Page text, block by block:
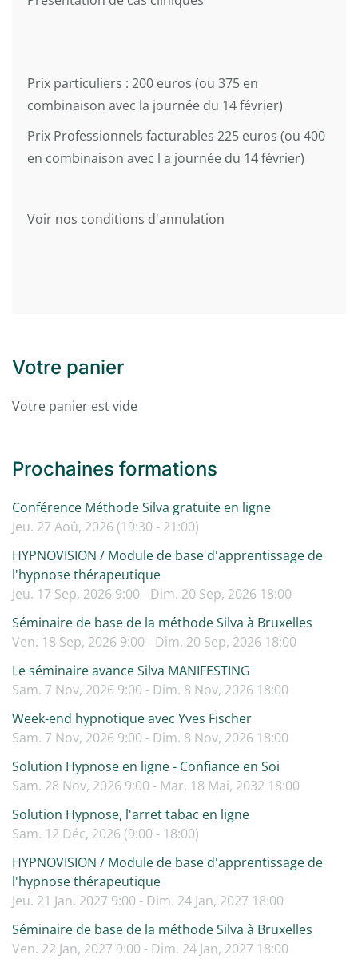
Prix particuliers : 200 euros (ou 375 en
combinaison avec la journée du 14 février)
Prix Professionnels facturables 225 euros (ou 400
en combinaison avec l a journée du 14 février)
Voir nos conditions d'annulation
Votre panier
Votre panier est vide
Prochaines formations
Conférence Méthode Silva gratuite en ligne
Jeu. 27 Aoû, 2026 (19:30 - 21:00)
HYPNOVISION / Module de base d'apprentissage de
l'hypnose thérapeutique
Jeu. 17 Sep, 2026 9:00 - Dim. 20 Sep, 2026 18:00
Séminaire de base de la méthode Silva à Bruxelles
Ven. 18 Sep, 2026 9:00 - Dim. 20 Sep, 2026 18:00
Le séminaire avance Silva MANIFESTING
Sam. 7 Nov, 2026 9:00 - Dim. 8 Nov, 2026 18:00
Week-end hypnotique avec Yves Fischer
Sam. 7 Nov, 2026 9:00 - Dim. 8 Nov, 2026 18:00
Solution Hypnose en ligne - Confiance en Soi
Sam. 28 Nov, 2026 9:00 - Mar. 18 Mai, 2032 18:00
Solution Hypnose, l'arret tabac en ligne
Sam. 12 Déc, 2026 (9:00 - 18:00)
HYPNOVISION / Module de base d'apprentissage de
l'hypnose thérapeutique
Jeu. 21 Jan, 2027 9:00 - Dim. 24 Jan, 2027 18:00
Séminaire de base de la méthode Silva à Bruxelles
Ven. 22 Jan, 2027 9:00 - Dim. 24 Jan, 2027 18:00